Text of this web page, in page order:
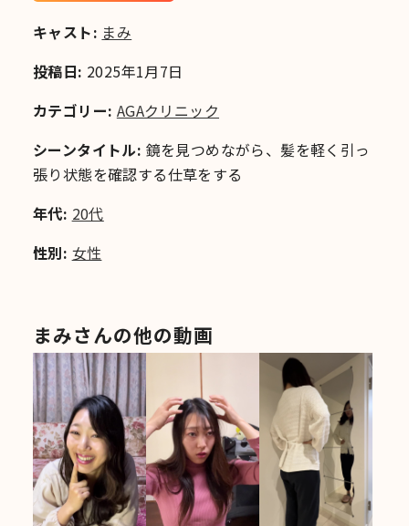
キャスト: まみ
投稿日: 2025年1月7日
カテゴリー: AGAクリニック
シーンタイトル: 鏡を見つめながら、髪を軽く引っ
張り状態を確認する仕草をする
年代: 20代
性別: 女性
まみさんの他の動画